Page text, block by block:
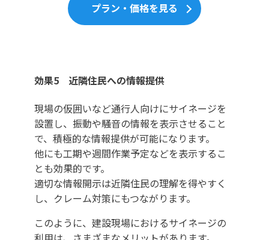
プラン・価格を見る
効果5 近隣住民への情報提供
現場の仮囲いなど通行人向けにサイネージを
設置し、振動や騒音の情報を表示させること
で、積極的な情報提供が可能になります。
他にも工期や週間作業予定などを表示するこ
とも効果的です。
適切な情報開示は近隣住民の理解を得やすく
し、クレーム対策にもつながります。
このように、建設現場におけるサイネージの